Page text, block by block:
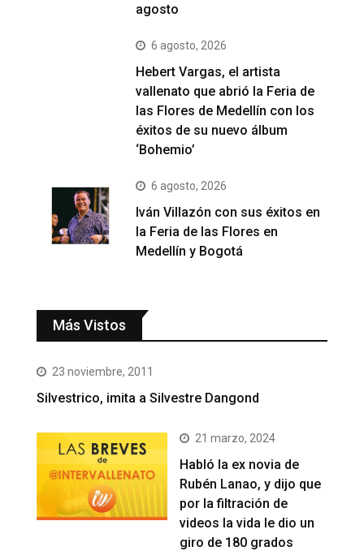
agosto
6 agosto, 2026
Hebert Vargas, el artista
vallenato que abrió la Feria de
las Flores de Medellín con los
éxitos de su nuevo álbum
‘Bohemio’
6 agosto, 2026
Iván Villazón con sus éxitos en
la Feria de las Flores en
Medellín y Bogotá
Más Vistos
23 noviembre, 2011
Silvestrico, imita a Silvestre Dangond
21 marzo, 2024
Habló la ex novia de
Rubén Lanao, y dijo que
por la filtración de
videos la vida le dio un
giro de 180 grados